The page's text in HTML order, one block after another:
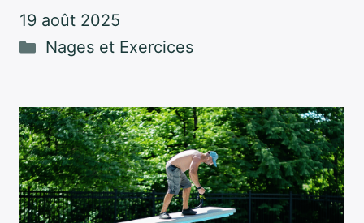
19 août 2025
Catégories
Nages et Exercices